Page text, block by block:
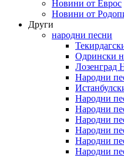
Новини от Еврос
Новини от
Други
народни песни
Одрински
Лозенград
Народни
Народни
Народни
Народни
Народни
Народни
Народни